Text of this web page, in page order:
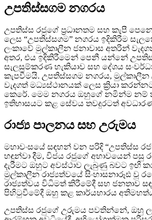
උපතිස්සගම නගරය
උපතිස්ස රජුගේ ප්‍රධානතම සහ කැපී
ලෙස “උපතිස්සගම” නගරය ඉදිකිරීම
ලංකාවේ මුල්කාලීන ජනාවාස අතරින්
අතර, එය ඉදිකිරීමෙන් පෙනී යන්නේ
සැලසුම්කරණ හැකියාව සහ දේශය
කැපවීමයි. උපතිස්සගම නගරය, මුල්කාලීන
වැදගත් මධ්‍යස්ථානයක් ලෙස ක්‍රියා
කෙරේ. මෙම නගරය ඔහුගේ නමින්ම නම්
ඉතිහාසයට කළ සේවය තවදුරටත්
රාජ්‍ය පාලනය සහ උරුමය
මහාවංසයේ සඳහන් වන පරිදි “උපතිස්ස
හඳුන්වා දීම, විජය රජුගේ අභාවයෙන් පසු
දැරීමට ඔහුට අවස්ථාව ලැබුණු බවට ඉඟි
මුල්කාලීන රාජ්‍යත්වයේ සිංහාසනාරූඪ වූ
රාජ්‍යත්වය විධිමත් කිරීමේදී සහ ජනතාව
පිහිටුවීමේදී ඔහු කළ කාර්යභාරය
උපතිස්ස රජුගේ උරුමය පවතින්නේ, ඔහු